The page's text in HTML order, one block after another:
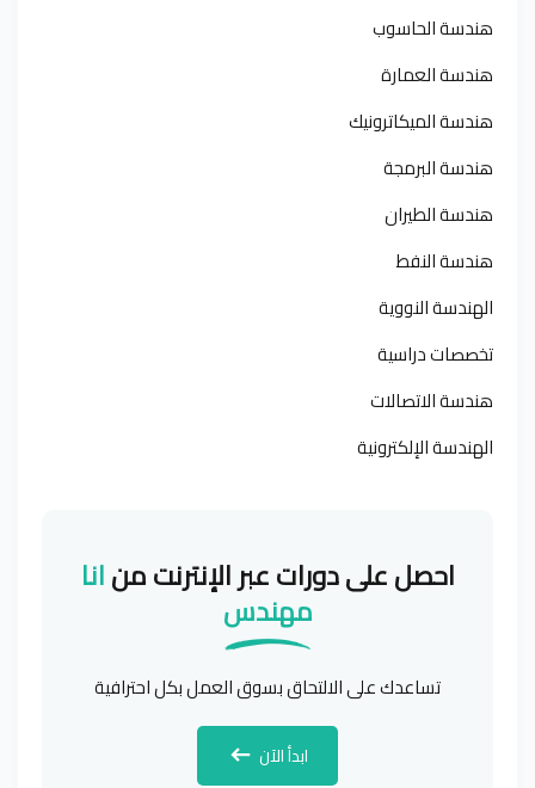
هندسة الحاسوب
هندسة العمارة
هندسة الميكاترونيك
هندسة البرمجة
هندسة الطيران
هندسة النفط
الهندسة النووية
تخصصات دراسية
هندسة الاتصالات
الهندسة الإلكترونية
احصل على دورات عبر الإنترنت منانا
مهندس
تساعدك على الالتحاق بسوق العمل بكل احترافية
ابدأ الآن